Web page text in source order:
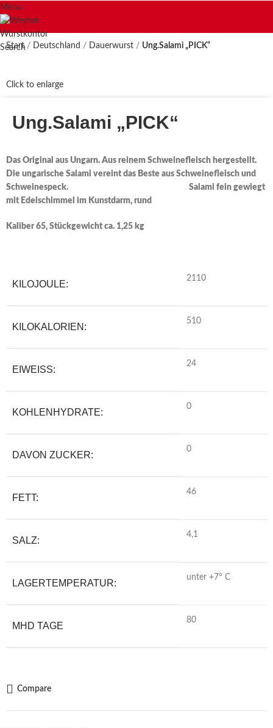
Menu
Search
Start Deutschland Dauerwurst Ung.Salami „PICK“
Click to enlarge
Ung.Salami „PICK“
Das Original aus Ungarn. Aus reinem Schweinefleisch hergestellt.
Die ungarische Salami vereint das Beste aus Schweinefleisch und
Schweinespeck. Salami fein gewiegt
mit Edelschimmel im Kunstdarm, rund
Kaliber 65, Stückgewicht ca. 1,25 kg
KILOJOULE:
2110
KILOKALORIEN:
510
EIWEISS:
24
KOHLENHYDRATE:
0
DAVON ZUCKER:
0
FETT:
46
SALZ:
4,1
LAGERTEMPERATUR:
unter +7° C
MHD TAGE
80
Compare